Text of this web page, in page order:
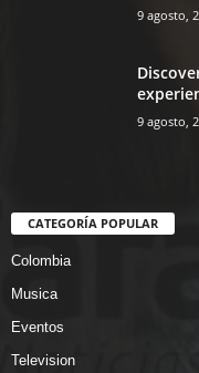
9 agosto,
9 agosto,
CATEGORÍA POPULAR
Colombia
Musica
Eventos
Television